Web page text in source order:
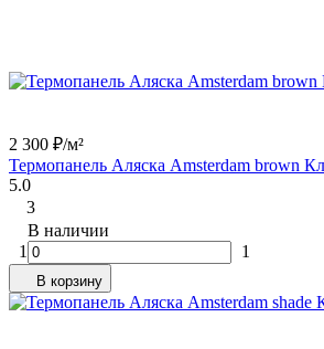
2 300 ₽/м²
Термопанель Аляска Amsterdam brown
5.0
3
В наличии
1
1
В корзину